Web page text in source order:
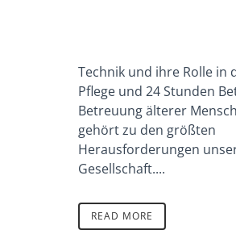
Technik und ihre Rolle in
Pflege und 24 Stunden
Betreuung älterer
gehört zu den größten
Herausforderungen
Gesellschaft....
READ MORE